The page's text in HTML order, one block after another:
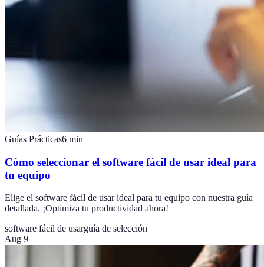
Guías Prácticas6 min
Cómo seleccionar el software fácil de usar ideal para
tu equipo
Elige el software fácil de usar ideal para tu equipo con nuestra guía
detallada. ¡Optimiza tu productividad ahora!
software fácil de usarguía de selección
Aug 9